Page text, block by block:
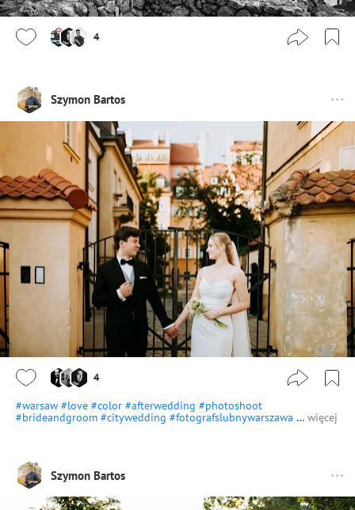
4
Szymon Bartos
4
#warsaw #love #color #afterwedding #photoshoot
#brideandgroom #citywedding #fotografslubnywarszawa … więcej
Szymon Bartos